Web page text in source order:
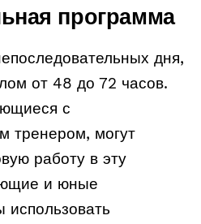
программа
дня,
от 48 до 72 часов.
с
тренером, могут
работу в эту
и юные